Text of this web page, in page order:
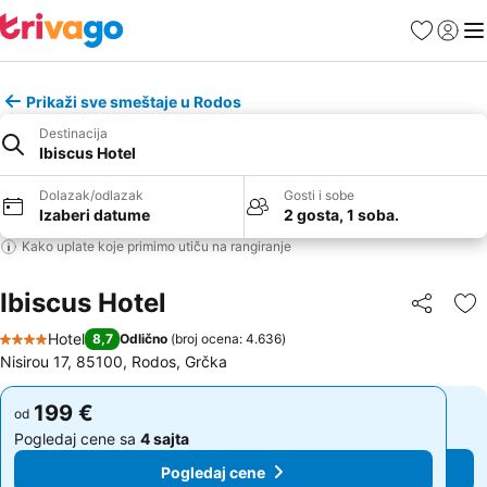
FavoritiPrijavi
Prikaži sve smeštaje u Rodos
Destinacija
Ibiscus Hotel
Dolazak/odlazak
Izaberi datume
Gosti i sobe
2 gosta, 1 soba.
Kako uplate koje primimo utiču na rangiranje
Ibiscus Hotel Deli
4 Zvezdice
Hotel 8,7 Odlično (broj ocena: 4.636)
Nisirou 17, 85100, Rodos, Grčka
od 199 €
Pogledaj cene sa 4 sajta
Pogledaj cene
od 199 €
Pogledaj cene sa 4 sajta
Pogledaj cene